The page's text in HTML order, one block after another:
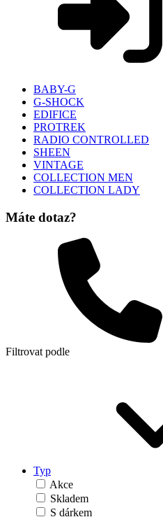
BABY-G
G-SHOCK
EDIFICE
PROTREK
RADIO CONTROLLED
SHEEN
VINTAGE
COLLECTION MEN
COLLECTION LADY
Máte dotaz?
Filtrovat podle
Typ
Akce
Skladem
S dárkem